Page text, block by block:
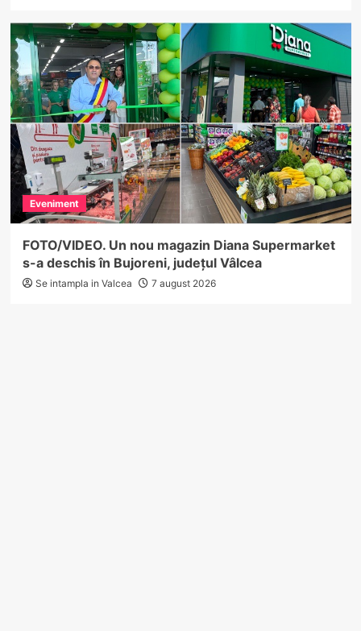
Eveniment
FOTO/VIDEO. Un nou magazin Diana Supermarket
s-a deschis în Bujoreni, județul Vâlcea
Se intampla in Valcea 7 august 2026